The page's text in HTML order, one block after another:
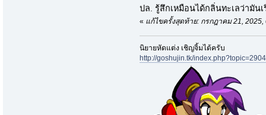
ปล. รู้สึกเหมือนได้กลิ่นทะเลว่ามัน
« แก้ไขครั้งสุดท้าย: กรกฎาคม 21, 2025,
นิยายหัดแต่ง เชิญจิ้มได้ครับ
http://goshujin.tk/